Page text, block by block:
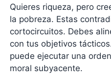
Quieres riqueza, pero
la pobreza. Estas
cortocircuitos. Debes
con tus objetivos
puede ejecutar una
moral subyacente.